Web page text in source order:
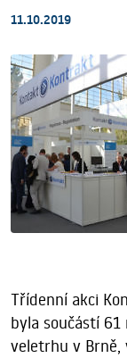
11.10.2019
Třídenní akci
byla součástí
veletrhu v Brně,